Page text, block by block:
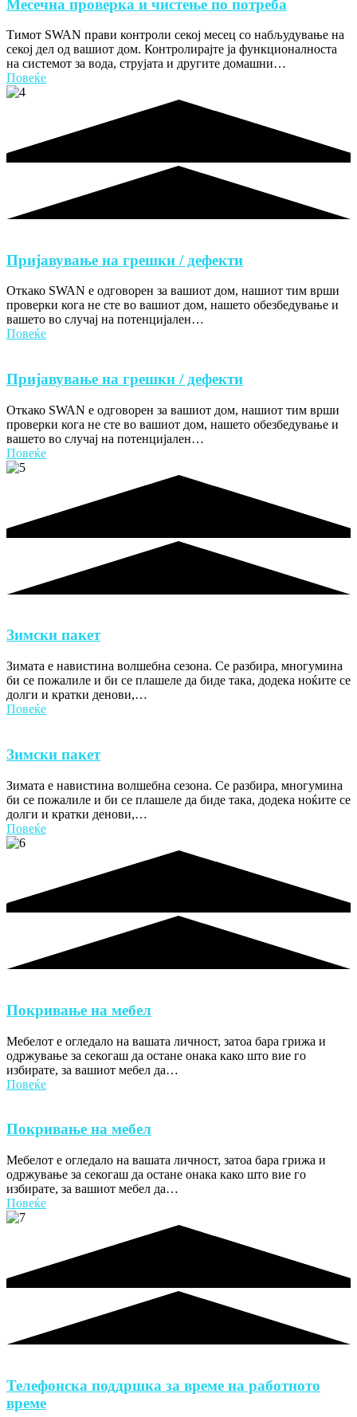
Месечна проверка и чистење по потреба
Тимот SWAN прави контроли секој месец со набљудување на
секој дел од вашиот дом. Контролирајте ја функционалноста
на системот за вода, струјата и другите домашни…
Повеќе
Пријавување на грешки / дефекти
Откако SWAN е одговорен за вашиот дом, нашиот тим врши
проверки кога не сте во вашиот дом, нашето обезбедување и
вашето во случај на потенцијален…
Повеќе
Пријавување на грешки / дефекти
Откако SWAN е одговорен за вашиот дом, нашиот тим врши
проверки кога не сте во вашиот дом, нашето обезбедување и
вашето во случај на потенцијален…
Повеќе
Зимски пакет
Зимата е навистина волшебна сезона. Се разбира, многумина
би се пожалиле и би се плашеле да биде така, додека ноќите се
долги и кратки денови,…
Повеќе
Зимски пакет
Зимата е навистина волшебна сезона. Се разбира, многумина
би се пожалиле и би се плашеле да биде така, додека ноќите се
долги и кратки денови,…
Повеќе
Покривање на мебел
Мебелот е огледало на вашата личност, затоа бара грижа и
одржување за секогаш да остане онака како што вие го
избирате, за вашиот мебел да…
Повеќе
Покривање на мебел
Мебелот е огледало на вашата личност, затоа бара грижа и
одржување за секогаш да остане онака како што вие го
избирате, за вашиот мебел да…
Повеќе
Телефонска поддршка за време на работното
време